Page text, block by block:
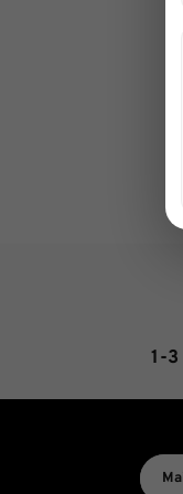
1-3